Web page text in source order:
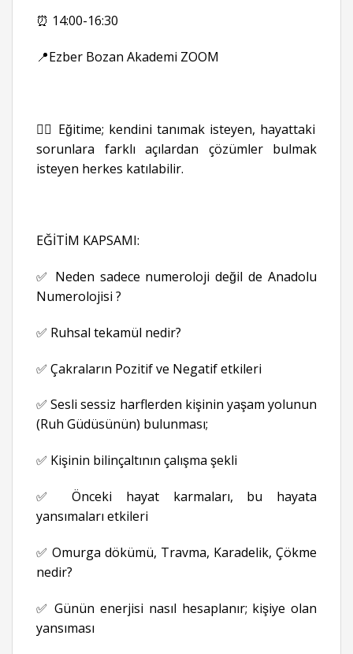
⏰ 14:00-16:30
📍Ezber Bozan Akademi ZOOM
👉🏻 Eğitime; kendini tanımak isteyen, hayattaki
sorunlara farklı açılardan çözümler bulmak
isteyen herkes katılabilir.
EĞİTİM KAPSAMI:
✅ Neden sadece numeroloji değil de Anadolu
Numerolojisi ?
✅ Ruhsal tekamül nedir?
✅ Çakraların Pozitif ve Negatif etkileri
✅ Sesli sessiz harflerden kişinin yaşam yolunun
(Ruh Güdüsünün) bulunması;
✅ Kişinin bilinçaltının çalışma şekli
✅ Önceki hayat karmaları, bu hayata
yansımaları etkileri
✅ Omurga dökümü, Travma, Karadelik, Çökme
nedir?
✅ Günün enerjisi nasıl hesaplanır; kişiye olan
yansıması